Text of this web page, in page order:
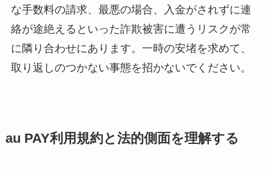
な手数料の請求、最悪の場合、入金がされずに連
絡が途絶えるといった詐欺被害に遭うリスクが常
に隣り合わせにあります。一時の安堵を求めて、
取り返しのつかない事態を招かないでください。
au PAY利用規約と法的側面を理解する